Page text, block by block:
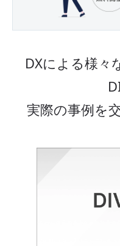
DXによる様々
実際の事例を